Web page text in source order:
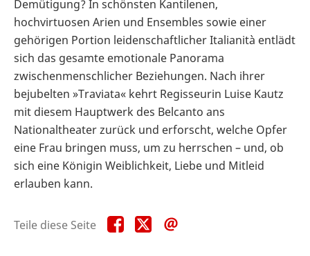
Demütigung? In schönsten Kantilenen,
hochvirtuosen Arien und Ensembles sowie einer
gehörigen Portion leidenschaftlicher Italianità entlädt
sich das gesamte emotionale Panorama
zwischenmenschlicher Beziehungen. Nach ihrer
bejubelten »Traviata« kehrt Regisseurin Luise Kautz
mit diesem Hauptwerk des Belcanto ans
Nationaltheater zurück und erforscht, welche Opfer
eine Frau bringen muss, um zu herrschen – und, ob
sich eine Königin Weiblichkeit, Liebe und Mitleid
erlauben kann.
Teile diese Seite Teile
diese
Teile
diese